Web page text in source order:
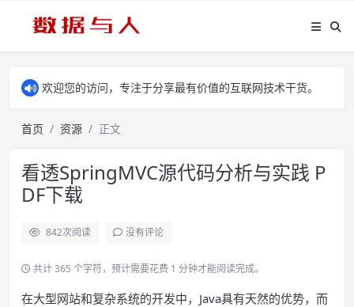
欢迎您的访问，专注于分享最有价值的互联网技术干货。
首页 资源 正文
看透SpringMVC源代码分析与实践 P
DF下载
842次阅读 没有评论
共计 365 个字符，预计需要花费 1 分钟才能阅读完成。
在大型网站和复杂系统的开发中，Java具有天然的优势，而